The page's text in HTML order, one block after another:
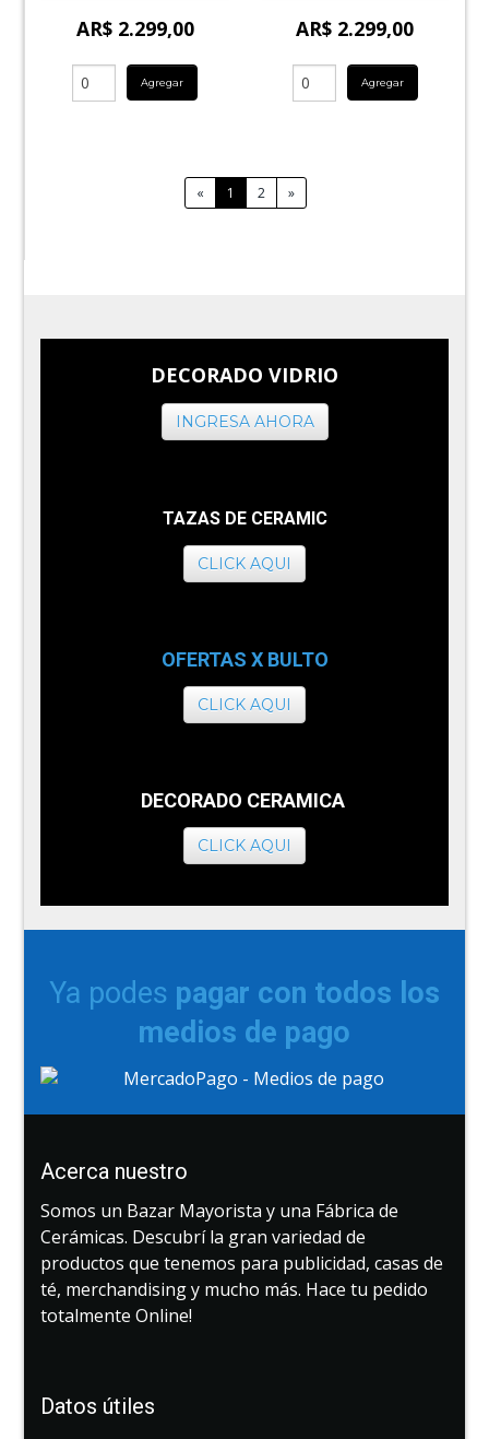
AR$ 2.299,00
Agregar
AR$ 2.299,00
Agregar
« 1 2 »
DECORADO VIDRIO
INGRESA AHORA
TAZAS DE CERAMIC
CLICK AQUI
OFERTAS X BULTO
CLICK AQUI
DECORADO CERAMICA
CLICK AQUI
Ya podes pagar con todos los
medios de pago
Acerca nuestro
Somos un Bazar Mayorista y una Fábrica de
Cerámicas. Descubrí la gran variedad de
productos que tenemos para publicidad, casas de
té, merchandising y mucho más. Hace tu pedido
totalmente Online!
Datos útiles